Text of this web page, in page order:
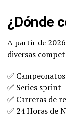
¿Dónde
A partir de
diversas
✅
✅ Series sprint
✅ Carreras de
✅ 24 Horas de